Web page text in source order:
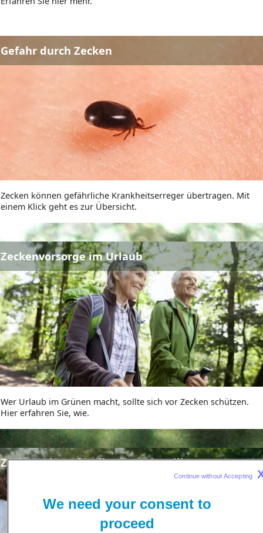
Gefahr durch Zecken
Zecken können gefährliche Krankheitserreger übertragen. Mit
einem Klick geht es zur Übersicht.
Zeckenvorsorge im Urlaub
Wer Urlaub im Grünen macht, sollte sich vor Zecken schützen.
Hier erfahren Sie, wie.
Zeckenschutz für die ganze Familie
We need your consent to
proceed
Continue without Accepting